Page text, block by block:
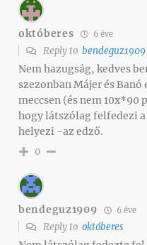
októberes 6 éve
Reply to bendeguz1909
Nem hazugság, kedves
szezonban Májer és
meccsen (és nem 10x*90
hogy látszólag felfedezi
helyezi -az edző.
0
bendeguz1909 6 éve
Reply to októberes